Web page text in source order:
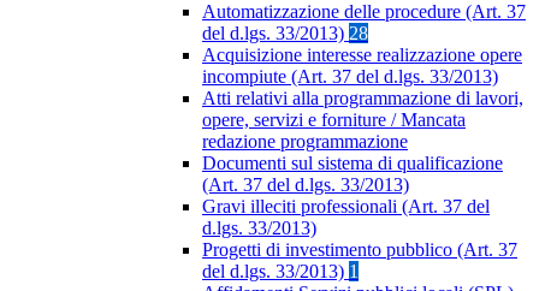
Automatizzazione delle procedure (Art. 37
del d.lgs. 33/2013) 28
Acquisizione interesse realizzazione opere
incompiute (Art. 37 del d.lgs. 33/2013)
Atti relativi alla programmazione di lavori,
opere, servizi e forniture / Mancata
redazione programmazione
Documenti sul sistema di qualificazione
(Art. 37 del d.lgs. 33/2013)
Gravi illeciti professionali (Art. 37 del
d.lgs. 33/2013)
Progetti di investimento pubblico (Art. 37
del d.lgs. 33/2013) 1